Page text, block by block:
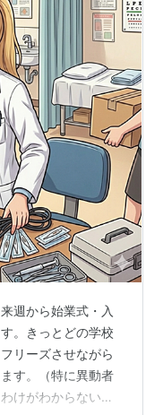
週から始業式・入
。きっとどの学校
リーズさせながら
す。（特に異動者
けがわからないで